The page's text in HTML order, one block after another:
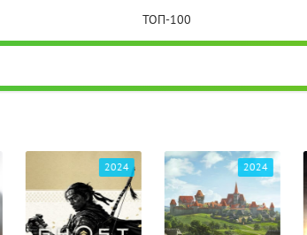
ТОП-100
2024